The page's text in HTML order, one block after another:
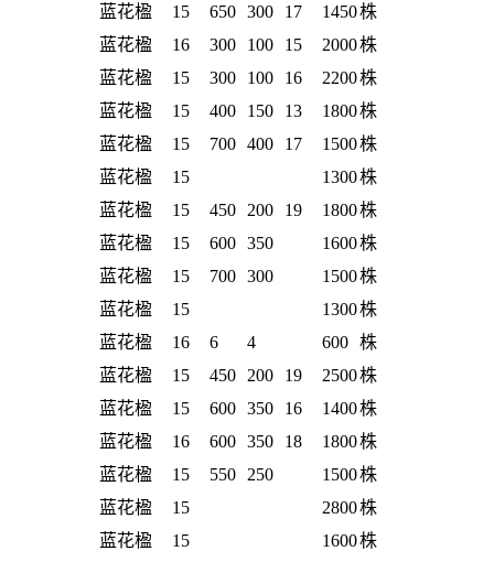
蓝花楹
15 650 300 17 1450株
蓝花楹
16 300 100 15 2000株
蓝花楹
15 300 100 16 2200株
蓝花楹
15 400 150 13 1800株
蓝花楹
15 700 400 17 1500株
蓝花楹
15 1300株
蓝花楹
15 450 200 19 1800株
蓝花楹
15 600 350 1600株
蓝花楹
15 700 300 1500株
蓝花楹
15 1300株
蓝花楹
16 6 4 600 株
蓝花楹
15 450 200 19 2500株
蓝花楹
15 600 350 16 1400株
蓝花楹
16 600 350 18 1800株
蓝花楹
15 550 250 1500株
蓝花楹
15 2800株
蓝花楹
15 1600株